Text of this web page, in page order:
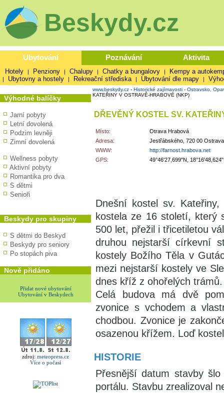
Beskydy.cz
Ubytování Poznávání Aktivita
Hotely | Penziony | Chalupy | Chatky a bungalovy | Kempy a
| Ubytovny a hostely | Rekreační střediska | Ubytování dle mapy |
Výhodné balíčky
Jarní pobyty
Letní dovolená
Podzim levněji
Zimní dovolená
Wellness pobyty
Aktivní pobyty
Romantika pro dva
S dětmi
Senioři
Beskydy pro skupiny
S dětmi do Beskyd
Beskydy pro seniory
Po stopách piva
Nově přidáno
Přidat nové ubytování
Ubytování v Beskydech
zdroj: meteopress.cz
Více o počasí
www.beskydy.cz - Historické zajímavosti - Ostravsko,
KATEŘINY V OSTRAVĚ-HRABOVÉ (NKP)
DŘEVĚNÝ KOSTEL SV.
Místo:
Otrava Hrabová
Adresa:
Jestřábského, 720 00
WWW:
http://farnost.hrabova.net
GPS:
49°46'27,699"N,
Dnešní kostel sv.
kostela ze 16 století, který
500 let, přežil i třicetiletou
druhou nejstarší církevní
kostely Božího Těla v
mezi nejstarší kostely ve
dnes kříž z ohořelých trámů.
Celá budova má dvě
zvonice s vchodem a
chodbou. Zvonice je
osazenou křížem. Loď
HISTORIE
Přesnější datum stavby
portálu. Stavbu zrealizoval